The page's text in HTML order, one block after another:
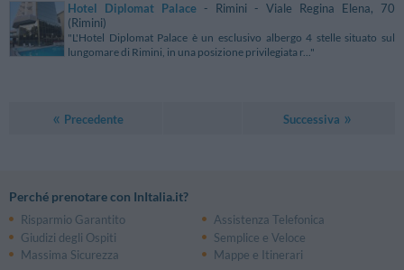
Hotel Diplomat Palace - Rimini - Viale Regina Elena, 70
(Rimini)
"L'Hotel Diplomat Palace è un esclusivo albergo 4 stelle situato sul
lungomare di Rimini, in una posizione privilegiata r..."
Precedente Successiva
Perché prenotare con InItalia.it?
Risparmio Garantito
Assistenza Telefonica
Giudizi degli Ospiti
Semplice e Veloce
Massima Sicurezza
Mappe e Itinerari